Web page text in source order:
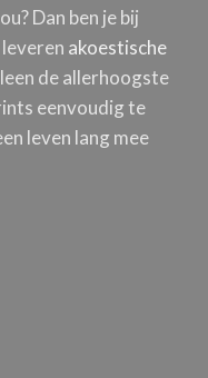
Dan ben je bij
akoestische
de allerhoogste
eenvoudig te
leven lang mee